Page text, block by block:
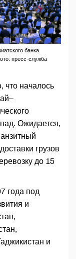
банка
пресс-служба
что началось
Ожидается,
грузов
до 15
года под
и
и